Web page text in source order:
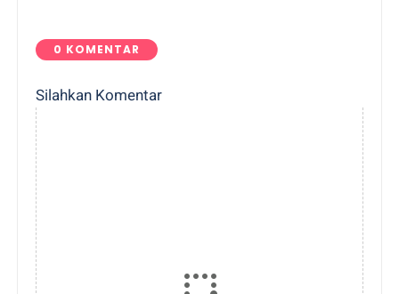
0 KOMENTAR
Silahkan Komentar